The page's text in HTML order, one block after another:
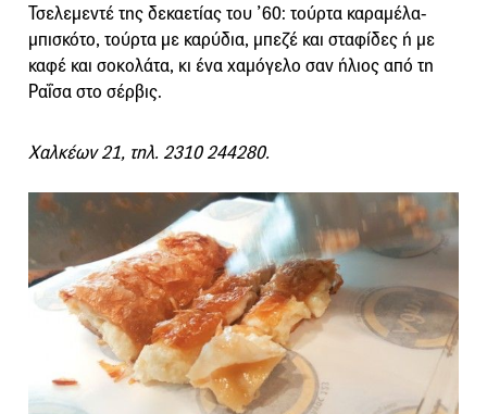
Τσελεμεντέ της δεκαετίας του ’60: τούρτα καραμέλα-
μπισκότο, τούρτα με καρύδια, μπεζέ και σταφίδες ή με
καφέ και σοκολάτα, κι ένα χαμόγελο σαν ήλιος από τη
Ραΐσα στο σέρβις.
Χαλκέων 21, τηλ. 2310 244280.